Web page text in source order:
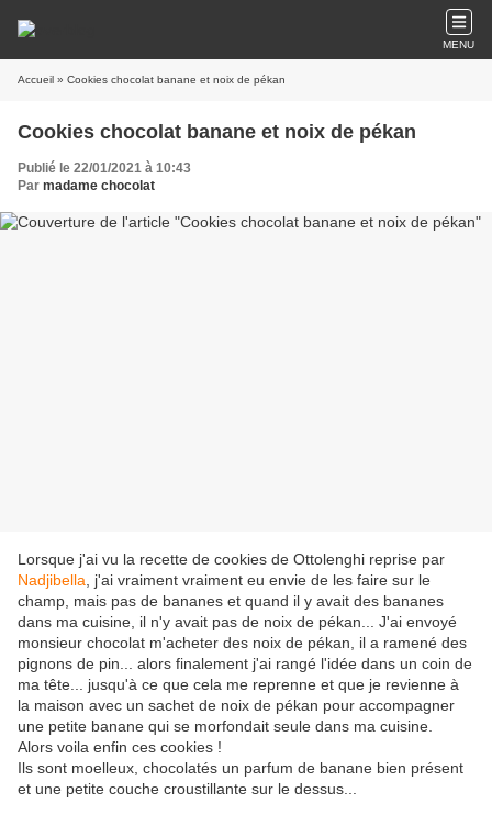
MENU
Accueil » Cookies chocolat banane et noix de pékan
Cookies chocolat banane et noix de pékan
Publié le 22/01/2021 à 10:43
Par madame chocolat
Lorsque j'ai vu la recette de cookies de Ottolenghi reprise par
Nadjibella , j'ai vraiment vraiment eu envie de les faire sur le
champ, mais pas de bananes et quand il y avait des bananes
dans ma cuisine, il n'y avait pas de noix de pékan... J'ai envoyé
monsieur chocolat m'acheter des noix de pékan, il a ramené des
pignons de pin... alors finalement j'ai rangé l'idée dans un coin de
ma tête... jusqu'à ce que cela me reprenne et que je revienne à
la maison avec un sachet de noix de pékan pour accompagner
une petite banane qui se morfondait seule dans ma cuisine.
Alors voila enfin ces cookies !
Ils sont moelleux, chocolatés un parfum de banane bien présent
et une petite couche croustillante sur le dessus...